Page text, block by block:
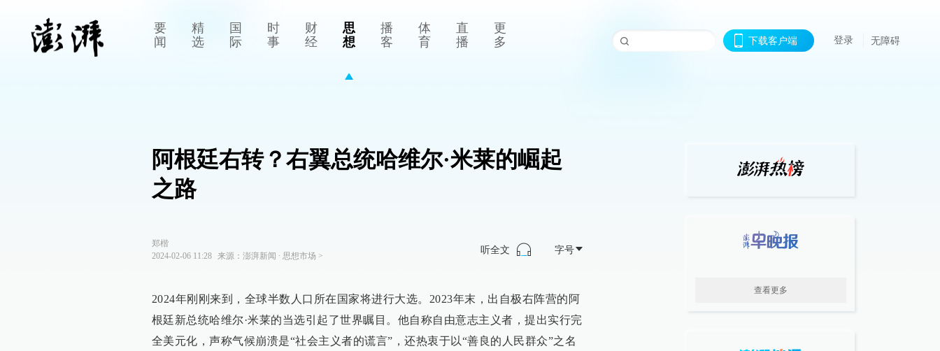
要
闻
精
选
国
际
时
事
财
经
思
想
播
客
体
育
直
播
更
多
下载客户端 登录 无障碍
阿根廷右转？右翼总统哈维尔·米莱的崛起
之路
郑楷
2024-02-06 11:28
来源： 澎湃新闻 ∙ 思想市场 >
听全文 字号
2024年刚刚来到，全球半数人口所在国家将进行大选。2023年末，出自极右阵营的阿
根廷新总统哈维尔·米莱的当选引起了世界瞩目。他自称自由意志主义者，提出实行完
全美元化，声称气候崩溃是“社会主义者的谎言”，还热衷于以“善良的人民群众”之名
查看更多